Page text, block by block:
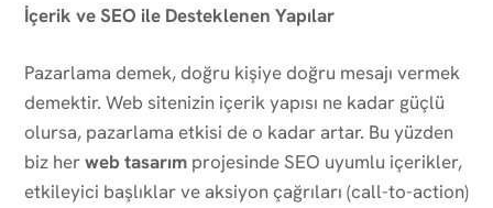
İçerik ve SEO ile Desteklenen Yapılar
Pazarlama demek, doğru kişiye doğru mesajı vermek
demektir. Web sitenizin içerik yapısı ne kadar güçlü
olursa, pazarlama etkisi de o kadar artar. Bu yüzden
biz herweb tasarım projesinde SEO uyumlu içerikler,
etkileyici başlıklar ve aksiyon çağrıları (call-to-action)